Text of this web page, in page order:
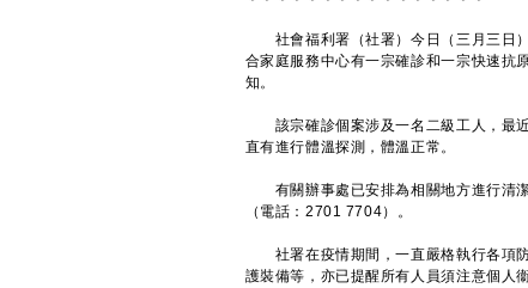
社會福利署（社署）今日（三月三日）
合家庭服務中心有一宗確診和一宗快速抗
知。
該宗確診個案涉及一名二級工人，最近
直有進行體溫探測，體溫正常。
有關辦事處已安排為相關地方進行清潔
（電話：2701 7704）。
社署在疫情期間，一直嚴格執行各項防
護裝備等，亦已提醒所有人員須注意個人